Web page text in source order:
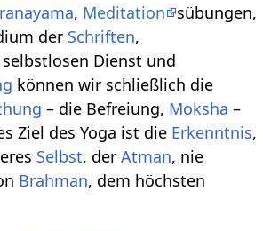
, Meditation
sübungen,
der Schriften,
selbstlosen Dienst und
können wir schließlich die
– die Befreiung, Moksha –
Ziel des Yoga ist die Erkenntnis,
Selbst, derAtman, nie
Brahman, dem höchsten